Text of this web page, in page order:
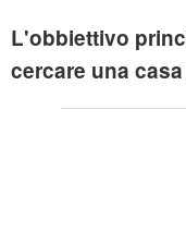
L'obbiettivo
cercare una